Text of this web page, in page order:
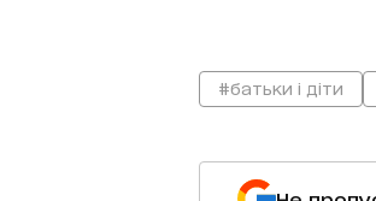
#батьки і діти